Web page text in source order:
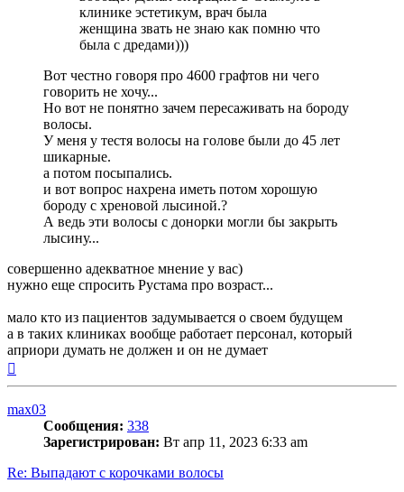
клинике эстетикум, врач была
женщина звать не знаю как помню что
была с дредами)))
Вот честно говоря про 4600 графтов ни чего
говорить не хочу...
Но вот не понятно зачем пересаживать на бороду
волосы.
У меня у тестя волосы на голове были до 45 лет
шикарные.
а потом посыпались.
и вот вопрос нахрена иметь потом хорошую
бороду с хреновой лысиной.?
А ведь эти волосы с донорки могли бы закрыть
лысину...
совершенно адекватное мнение у вас)
нужно еще спросить Рустама про возраст...
мало кто из пациентов задумывается о своем будущем
а в таких клиниках вообще работает персонал, который
априори думать не должен и он не думает
max03
Сообщения: 338
Зарегистрирован: Вт апр 11, 2023 6:33 am
Re: Выпадают с корочками волосы